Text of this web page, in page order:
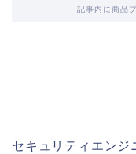
記事内に商品
セキュリティエンジ